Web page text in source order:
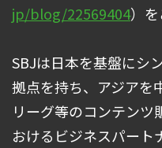
jp/blog/22569404）を
SBJは日本を基盤にシ
拠点を持ち、アジアを
リーグ等のコンテンツ
おけるビジネスパート